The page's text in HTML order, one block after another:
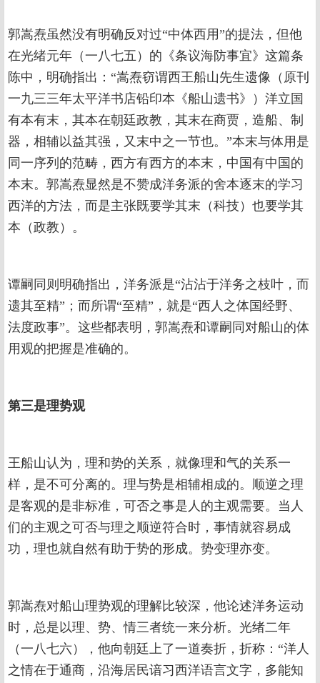
郭嵩焘虽然没有明确反对过“中体西用”的提法，但他
在光绪元年（一八七五）的《条议海防事宜》这篇条
陈中，明确指出：“嵩焘窃谓西王船山先生遗像（原刊
一九三三年太平洋书店铅印本《船山遗书》）洋立国
有本有末，其本在朝廷政教，其末在商贾，造船、制
器，相辅以益其强，又末中之一节也。”本末与体用是
同一序列的范畴，西方有西方的本末，中国有中国的
本末。郭嵩焘显然是不赞成洋务派的舍本逐末的学习
西洋的方法，而是主张既要学其末（科技）也要学其
本（政教）。
谭嗣同则明确指出，洋务派是“沾沾于洋务之枝叶，而
遗其至精”；而所谓“至精”，就是“西人之体国经野、
法度政事”。这些都表明，郭嵩焘和谭嗣同对船山的体
用观的把握是准确的。
第三是理势观
王船山认为，理和势的关系，就像理和气的关系一
样，是不可分离的。理与势是相辅相成的。顺逆之理
是客观的是非标准，可否之事是人的主观需要。当人
们的主观之可否与理之顺逆符合时，事情就容易成
功，理也就自然有助于势的形成。势变理亦变。
郭嵩焘对船山理势观的理解比较深，他论述洋务运动
时，总是以理、势、情三者统一来分析。光绪二年
（一八七六），他向朝廷上了一道奏折，折称：“洋人
之情在于通商，沿海居民谙习西洋语言文字，多能知